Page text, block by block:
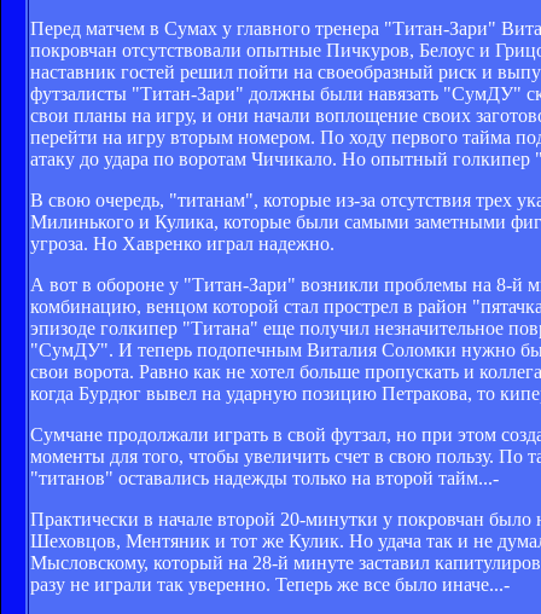
Перед матчем в Сумах у главного тренера "Титан-Зари"
покровчан отсутствовали опытные Пичкуров, Белоус и
наставник гостей решил пойти на своеобразный риск и
футзалисты "Титан-Зари" должны были навязать "СумДУ"
свои планы на игру, и они начали воплощение своих
перейти на игру вторым номером. По ходу первого тайма
атаку до удара по воротам Чичикало. Но опытный
В свою очередь, "титанам", которые из-за отсутствия трех
Милинького и Кулика, которые были самыми заметными
угроза. Но Хавренко играл надежно.
А вот в обороне у "Титан-Зари" возникли проблемы на 8-й
комбинацию, венцом которой стал прострел в район
эпизоде голкипер "Титана" еще получил незначительное
"СумДУ". И теперь подопечным Виталия Соломки нужно
свои ворота. Равно как не хотел больше пропускать и
когда Бурдюг вывел на ударную позицию Петракова, то
Сумчане продолжали играть в свой футзал, но при этом
моменты для того, чтобы увеличить счет в свою пользу. По
"титанов" оставались надежды только на второй тайм...-
Практически в начале второй 20-минутки у покровчан было
Шеховцов, Ментяник и тот же Кулик. Но удача так и не
Мысловскому, который на 28-й минуте заставил
разу не играли так уверенно. Теперь же все было иначе...-